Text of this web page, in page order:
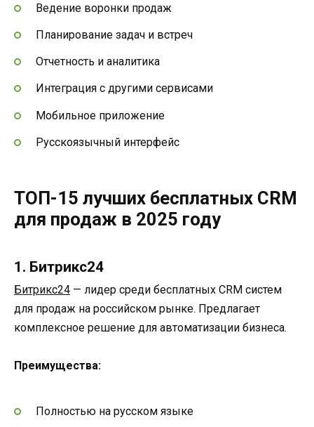
Ведение воронки продаж
Планирование задач и встреч
Отчетность и аналитика
Интеграция с другими сервисами
Мобильное приложение
Русскоязычный интерфейс
ТОП-15 лучших бесплатных CRM
для продаж в 2025 году
1. Битрикс24
Битрикс24 — лидер среди бесплатных CRM систем
для продаж на российском рынке. Предлагает
комплексное решение для автоматизации бизнеса.
Преимущества:
Полностью на русском языке